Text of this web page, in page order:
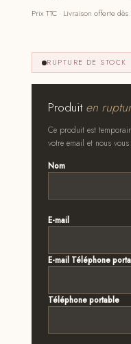
Prix TTC · Livraison offerte
RUPTURE DE STOCK
Produiten
Ce produit est
votre email et nous
Nom
E-mail
E-mail Téléphone
Téléphone portable